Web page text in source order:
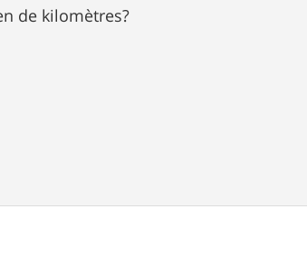
de kilomètres?